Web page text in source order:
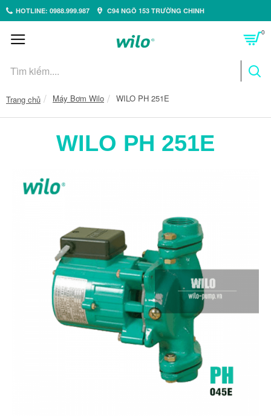
HOTLINE: 0988.999.987 C94 NGÕ 153 TRƯỜNG CHINH
0
Trang chủ Máy Bơm Wilo WILO PH 251E
WILO PH 251E